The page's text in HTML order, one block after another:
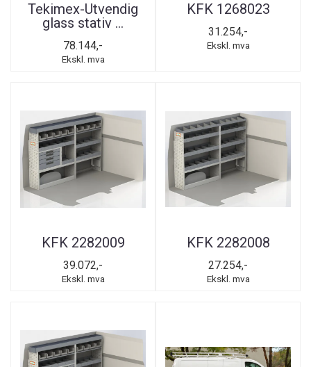
Tekimex-Utvendig
glass stativ ...
78.144,-
Ekskl. mva
KFK 1268023
31.254,-
Ekskl. mva
KFK 2282009
39.072,-
Ekskl. mva
KFK 2282008
27.254,-
Ekskl. mva